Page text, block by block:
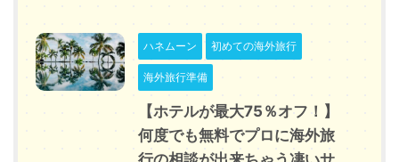
ハネムーン 初めての海外旅行
海外旅行準備
【ホテルが最大75％オフ！】
何度でも無料でプロに海外旅